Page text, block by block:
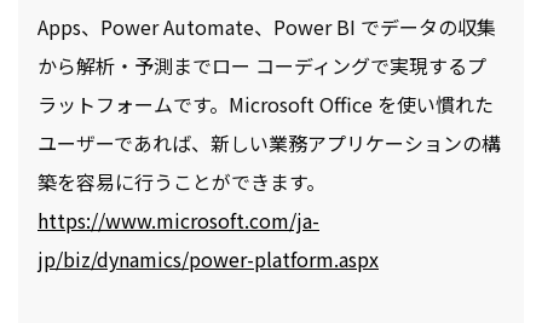
Apps、Power Automate、Power BI でデータの収集
から解析・予測までロー コーディングで実現するプ
ラットフォームです。Microsoft Office を使い慣れた
ユーザーであれば、新しい業務アプリケーションの構
築を容易に行うことができます。
https://www.microsoft.com/ja-
jp/biz/dynamics/power-platform.aspx